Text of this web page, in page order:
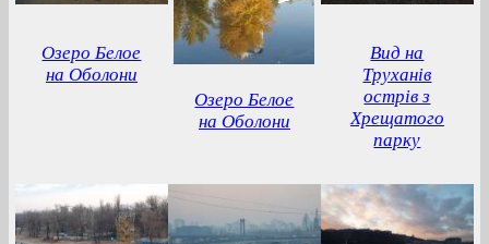
Озеро Белое
на Оболони
Озеро Белое
на Оболони
Вид на
Труханів
острів з
Хрещатого
парку